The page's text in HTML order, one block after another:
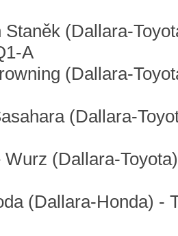
Staněk (Dallara-
A
(Dallara-
(Dallara-
(Dallara-
(Dallara-Honda) -